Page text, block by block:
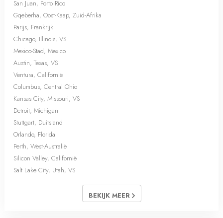
San Juan, Porto Rico
Gqeberha, Oost-Kaap, Zuid-Afrika
Parijs, Frankrijk
Chicago, Illinois, VS
Mexico-Stad, Mexico
Austin, Texas, VS
Ventura, Californië
Columbus, Central Ohio
Kansas City, Missouri, VS
Detroit, Michigan
Stuttgart, Duitsland
Orlando, Florida
Perth, West-Australië
Silicon Valley, Californië
Salt Lake City, Utah, VS
BEKIJK MEER